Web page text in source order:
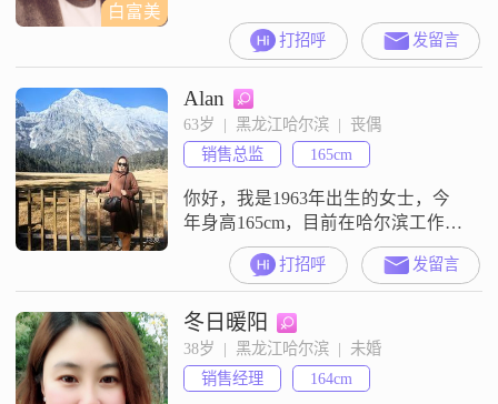
白富美
打招呼 发留言
Alan
63岁  |  黑龙江哈尔滨  |  丧偶
销售总监
165cm
你好，我是1963年出生的女士，今
年身高165cm，目前在哈尔滨工作生
活##3002##我的学历是大专，月收
入在3001到5000元之间##3002##在
性格上，我是一个善解人意的人，
平时也比较独立自信##3002##我真
心热爱生活，也希望把日子过得真
诚可靠##3002##平时我比较喜欢精
致生活，也觉得两个人相处最重要
打招呼 发留言
冬日暖阳
38岁  |  黑龙江哈尔滨  |  未婚
销售经理
164cm